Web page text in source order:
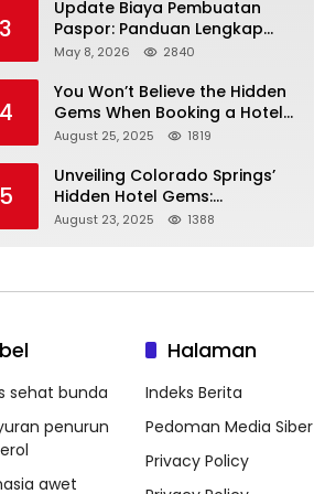
3
Update Biaya Pembuatan
Paspor: Panduan Lengkap
Tarif Resmi Negara!
May 8, 2026 2840
4
You Won’t Believe the Hidden
Gems When Booking a Hotel
in Louisville KY—From Cheap
August 25, 2025 1819
5
Unveiling Colorado Springs’
Hidden Hotel Gems:
Affordable Stays, Luxury
August 23, 2025 1388
sehat bunda
penurun
awet
Halaman
Indeks Berita
Pedoman Media Siber
Privacy Policy